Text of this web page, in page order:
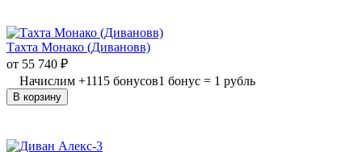
Тахта Монако (Дивановв)
от 55 740 ₽
Начислим +1115 бонусов1 бонус = 1 рубль
В корзину